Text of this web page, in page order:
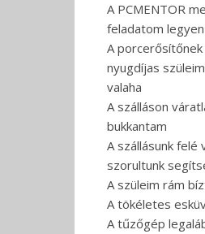
A PCMENTOR
feladatom legyen
A
nyugdíjas
valaha
A szálláson
bukkantam
A szállásunk felé
szorultunk
A szüleim rám
A tökéletes
A tűzőgép